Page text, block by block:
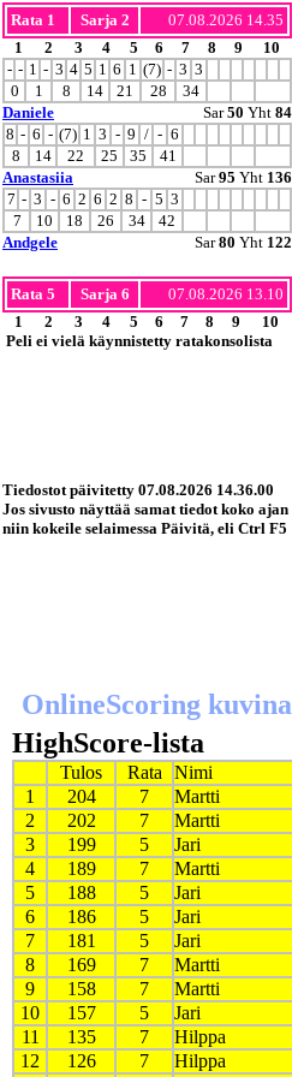
OnlineScoring kuvina